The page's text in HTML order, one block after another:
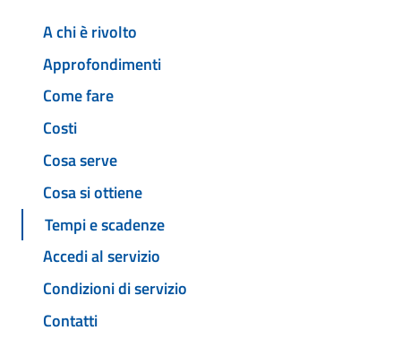
A chi è rivolto
Approfondimenti
Come fare
Costi
Cosa serve
Cosa si ottiene
Tempi e scadenze
Accedi al servizio
Condizioni di servizio
Contatti